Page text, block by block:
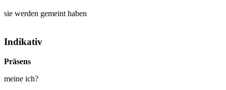
sie werden gemeint haben
Indikativ
Präsens
meine ich?